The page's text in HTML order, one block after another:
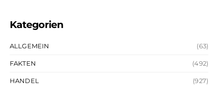
Kategorien
ALLGEMEIN (63)
FAKTEN (492)
HANDEL (927)